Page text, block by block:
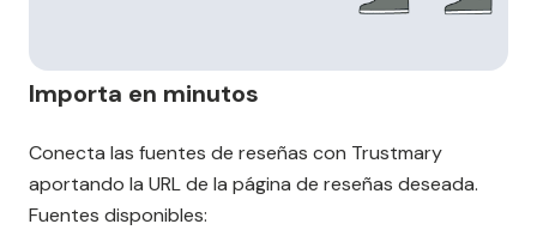
Importa en minutos
Conecta las fuentes de reseñas con Trustmary
aportando la URL de la página de reseñas deseada.
Fuentes disponibles: